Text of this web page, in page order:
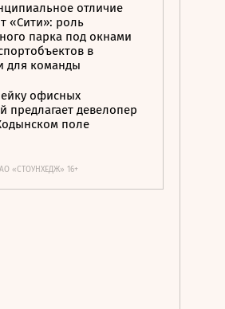
отличие
«Сити»: роль
парка под окнами
в
для команды
офисных
предлагает девелопер
поле
АО «СТОУНХЕДЖ» 16+